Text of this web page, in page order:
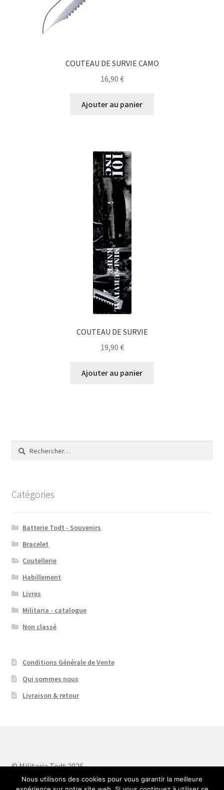
COUTEAU DE SURVIE CAMO
16,90 €
Ajouter au panier
COUTEAU DE SURVIE
19,90 €
Ajouter au panier
Rechercher :
Catégories
Batterie Todt - Souvenirs
Bracelet
Coutellerie
Habillement
Livres
Militaria - catalogue
Non classé
Conditions Générale de Vente
Qui sommes nous
Livraison & retour
© Militaria Todt 2026
Built with WooCommerce.
Nous utilisons des cookies pour vous garantir la meilleure